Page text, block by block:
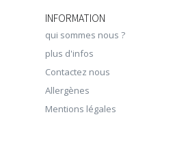
INFORMATION
qui sommes nous ?
plus d'infos
Contactez nous
Allergènes
Mentions légales